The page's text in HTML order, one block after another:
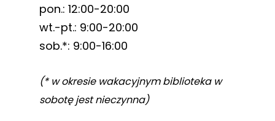
pon.: 12:00-20:00
wt.-pt.: 9:00-20:00
sob.*: 9:00-16:00
(* w okresie wakacyjnym biblioteka w
sobotę jest nieczynna)